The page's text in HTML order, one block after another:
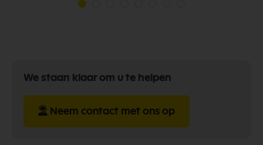
We staan klaar om u te helpen
Neem contact met ons op